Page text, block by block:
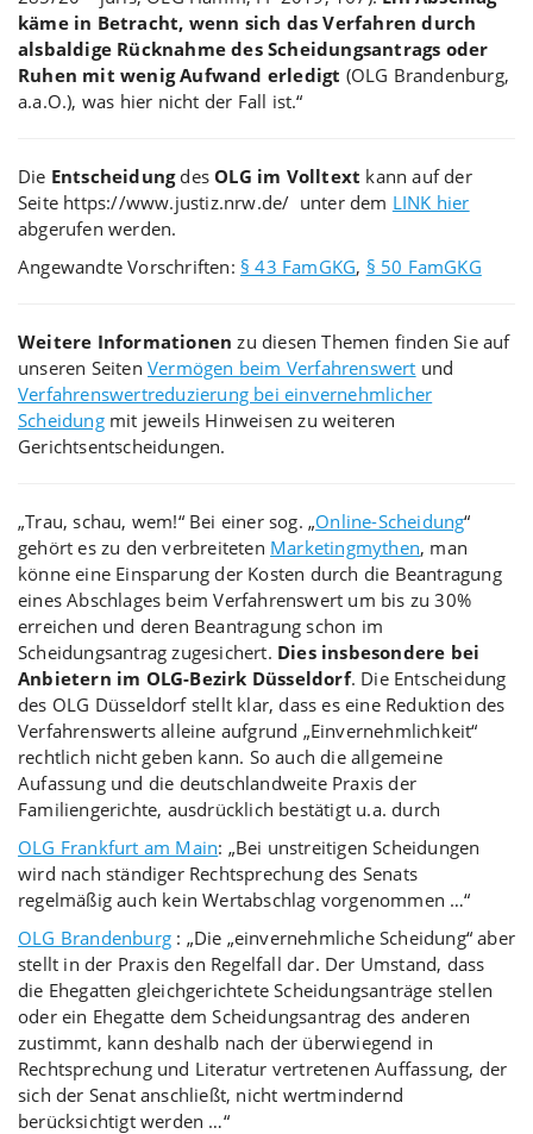
käme in Betracht, wenn sich das Verfahren durch
alsbaldige Rücknahme des Scheidungsantrags oder
Ruhen mit wenig Aufwand erledigt (OLG Brandenburg,
a.a.O.), was hier nicht der Fall ist.“
Die EntscheidungdesOLG im Volltext kann auf der
Seite https://www.justiz.nrw.de/ unter dem LINK hier
abgerufen werden.
Angewandte Vorschriften: § 43 FamGKG, § 50 FamGKG
Weitere Informationen zu diesen Themen finden Sie auf
unseren Seiten Vermögen beim Verfahrenswert und
Verfahrenswertreduzierung bei einvernehmlicher
Scheidungmit jeweils Hinweisen zu weiteren
Gerichtsentscheidungen.
„Trau, schau, wem!“ Bei einer sog. „Online-Scheidung“
gehört es zu den verbreiteten Marketingmythen, man
könne eine Einsparung der Kosten durch die Beantragung
eines Abschlages beim Verfahrenswert um bis zu 30%
erreichen und deren Beantragung schon im
Scheidungsantrag zugesichert. Dies insbesondere bei
Anbietern im OLG-Bezirk Düsseldorf. Die Entscheidung
des OLG Düsseldorf stellt klar, dass es eine Reduktion des
Verfahrenswerts alleine aufgrund „Einvernehmlichkeit“
rechtlich nicht geben kann. So auch die allgemeine
Aufassung und die deutschlandweite Praxis der
Familiengerichte, ausdrücklich bestätigt u.a. durch
OLG Frankfurt am Main: „Bei unstreitigen Scheidungen
wird nach ständiger Rechtsprechung des Senats
regelmäßig auch kein Wertabschlag vorgenommen …“
OLG Brandenburg : „Die „einvernehmliche Scheidung“ aber
stellt in der Praxis den Regelfall dar. Der Umstand, dass
die Ehegatten gleichgerichtete Scheidungsanträge stellen
oder ein Ehegatte dem Scheidungsantrag des anderen
zustimmt, kann deshalb nach der überwiegend in
Rechtsprechung und Literatur vertretenen Auffassung, der
sich der Senat anschließt, nicht wertmindernd
berücksichtigt werden …“